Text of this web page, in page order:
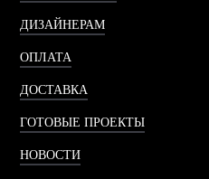
ДИЗАЙНЕРАМ
ОПЛАТА
ДОСТАВКА
ГОТОВЫЕ ПРОЕКТЫ
НОВОСТИ